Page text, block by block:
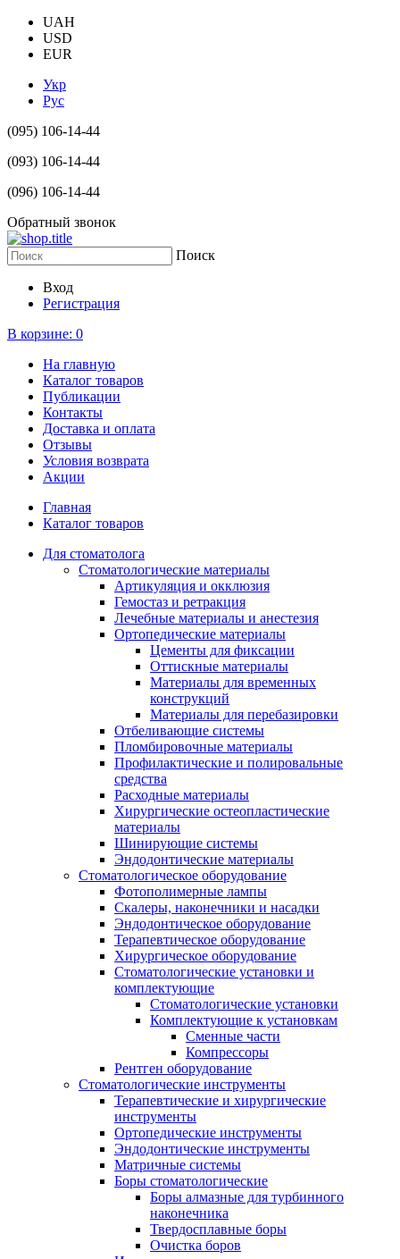
UAH
USD
EUR
Укр
Рус
(095) 106-14-44
(093) 106-14-44
(096) 106-14-44
Обратный звонок
Поиск
Вход
Регистрация
В корзине: 0
На главную
Каталог товаров
Публикации
Контакты
Доставка и оплата
Отзывы
Условия возврата
Акции
Главная
Каталог товаров
Для стоматолога
Стоматологические материалы
Артикуляция и окклюзия
Гемостаз и ретракция
Лечебные материалы и анестезия
Ортопедические материалы
Цементы для фиксации
Оттискные материалы
Материалы для временных
конструкций
Материалы для перебазировки
Отбеливающие системы
Пломбировочные материалы
Профилактические и полировальные
средства
Расходные материалы
Хирургические остеопластические
материалы
Шинирующие системы
Эндодонтические материалы
Стоматологическое оборудование
Фотополимерные лампы
Скалеры, наконечники и насадки
Эндодонтическое оборудование
Терапевтическое оборудование
Хирургическое оборудование
Стоматологические установки и
комплектующие
Стоматологические установки
Комплектующие к установкам
Сменные части
Компрессоры
Рентген оборудование
Стоматологические инструменты
Терапевтические и хирургические
инструменты
Ортопедические инструменты
Эндодонтические инструменты
Матричные системы
Боры стоматологические
Боры алмазные для турбинного
наконечника
Твердосплавные боры
Очистка боров